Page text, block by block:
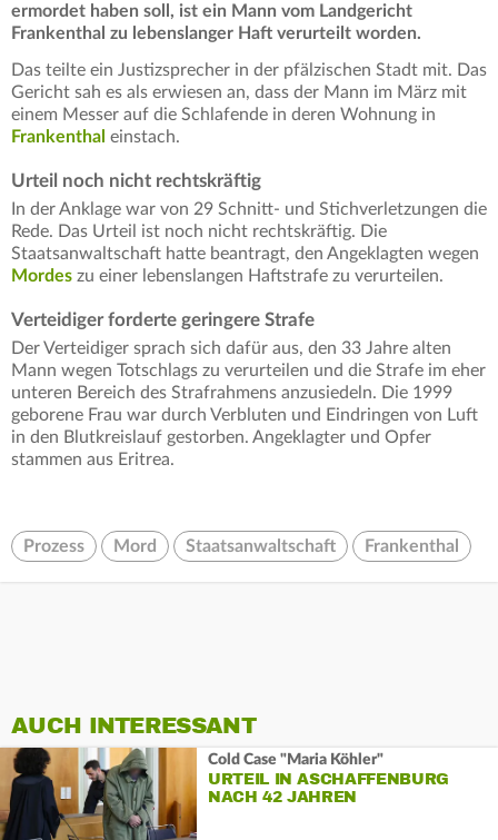
ermordet haben soll, ist ein Mann vom Landgericht
Frankenthal zu lebenslanger Haft verurteilt worden.
Das teilte ein Justizsprecher in der pfälzischen Stadt mit. Das
Gericht sah es als erwiesen an, dass der Mann im März mit
einem Messer auf die Schlafende in deren Wohnung in
Frankenthal einstach.
Urteil noch nicht rechtskräftig
In der Anklage war von 29 Schnitt- und Stichverletzungen die
Rede. Das Urteil ist noch nicht rechtskräftig. Die
Staatsanwaltschaft hatte beantragt, den Angeklagten wegen
Mordes zu einer lebenslangen Haftstrafe zu verurteilen.
Verteidiger forderte geringere Strafe
Der Verteidiger sprach sich dafür aus, den 33 Jahre alten
Mann wegen Totschlags zu verurteilen und die Strafe im eher
unteren Bereich des Strafrahmens anzusiedeln. Die 1999
geborene Frau war durch Verbluten und Eindringen von Luft
in den Blutkreislauf gestorben. Angeklagter und Opfer
stammen aus Eritrea.
Prozess Mord Staatsanwaltschaft Frankenthal
AUCH INTERESSANT
Cold Case "Maria Köhler"
URTEIL IN ASCHAFFENBURG
NACH 42 JAHREN